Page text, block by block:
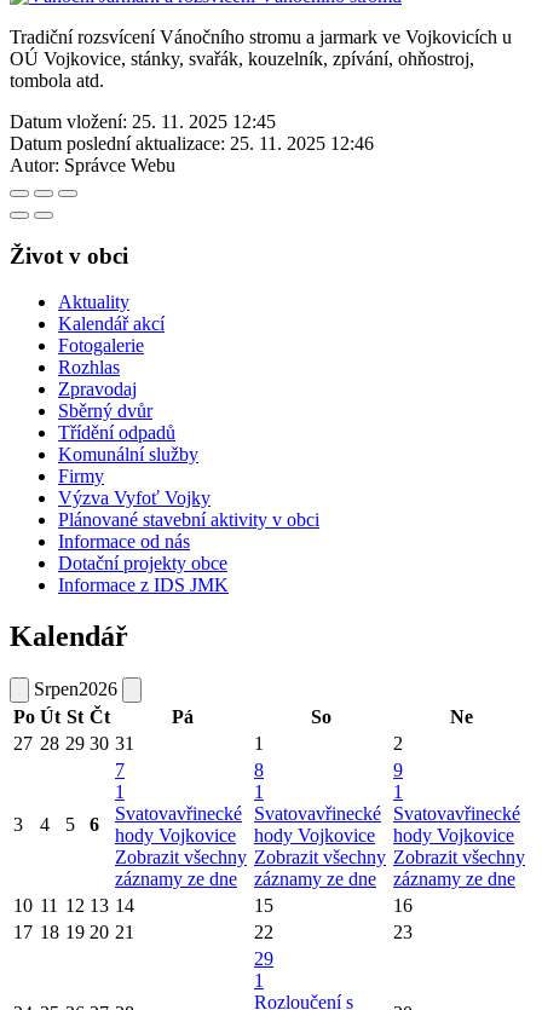
Tradiční rozsvícení Vánočního stromu a jarmark ve Vojkovicích u
OÚ Vojkovice, stánky, svařák, kouzelník, zpívání, ohňostroj,
tombola atd.
Datum vložení: 25. 11. 2025 12:45
Datum poslední aktualizace: 25. 11. 2025 12:46
Autor: Správce Webu
Život v obci
Aktuality
Kalendář akcí
Fotogalerie
Rozhlas
Zpravodaj
Sběrný dvůr
Třídění odpadů
Komunální služby
Firmy
Výzva Vyfoť Vojky
Plánované stavební aktivity v obci
Informace od nás
Dotační projekty obce
Informace z IDS JMK
Kalendář
Srpen2026
Po Út St Čt Pá So
Ne
27 28 29 30 31 1 2
3 4 5 6
7
1
Svatovavřinecké
hody Vojkovice
Zobrazit všechny
záznamy ze dne
8
1
Svatovavřinecké
hody Vojkovice
Zobrazit všechny
záznamy ze dne
9
1
Svatovavřinecké
hody Vojkovice
Zobrazit všechny
záznamy ze dne
10 11 12 13 14 15
16
17 18 19 20 21 22 23
29
1
Rozloučení s